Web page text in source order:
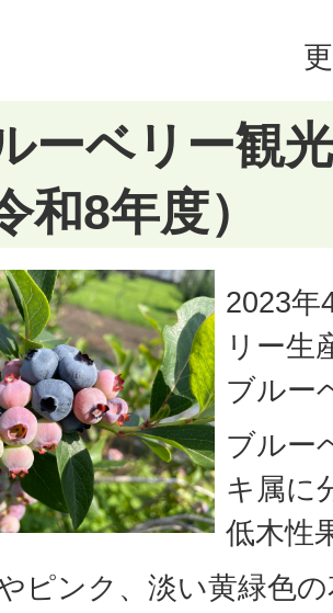
ーベリー観
和8年度）
2023年
リー生
ブルー
ブルー
キ属に
低木性
ピンク、淡い黄緑色